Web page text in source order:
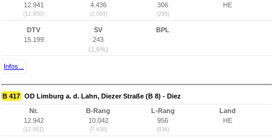
12.941
(12.950)
4.436
(2.093)
306
(295)
HE
DTV
15.199
SV
243
(1,6%)
BPL
Infos...
B 417 OD Limburg a. d. Lahn, Diezer Straße (B 8) - Diez
Nr.
12.942
(12.951)
B-Rang
10.042
(7.638)
L-Rang
956
(936)
Land
HE